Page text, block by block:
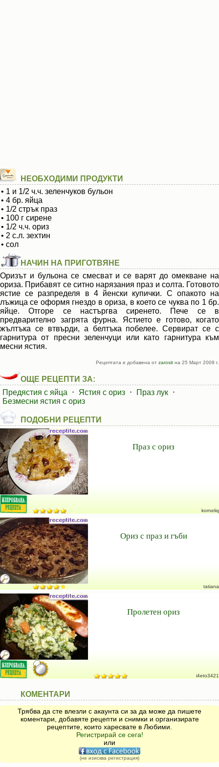
НЕОБХОДИМИ ПРОДУКТИ
• 1 и 1/2 ч.ч. зеленчуков бульон
• 4 бр. яйца
• 1/2 стрък праз
• 100 г сирене
• 1/2 ч.ч. ориз
• 2 с.л. зехтин
• сол
НАЧИН НА ПРИГОТВЯНЕ
Оризът и бульона се смесват и се варят до омекване на
ориза. Прибавят се ситно нарязания праз и солта. Готовото
ястие се разпределя в 4 йенски купички. С опакото на
лъжица се оформя гнездо в ориза, в което се чуква по 1 бр.
яйце. Отгоре се настъргва сиренето. Пече се в
предварително загрята фурна. Ястието е готово, когато
жълтъка се втвърди, а белтъка побелее. Сервират се с
гарнитура от пресни зеленчуци или като гарнитура към
месни ястия.
Рецептата е добавена от zarosit на 25 Март 2009 г.
ОЩЕ РЕЦЕПТИ ЗА:
Предястия с яйца
⋅ Ястия с ориз ⋅ Праз лук ⋅
Безмесни ястия с ориз
ПОДОБНИ РЕЦЕПТИ
Праз с ориз
korneliq
Ориз с праз и гъби
tatiana
Пролетен ориз
i4eto3421
КОМЕНТАРИ
Трябва да сте влезли с акаунта си за да може да пишете
коментари, добавяте рецепти и снимки и организирате
рецептите, които харесвате в Любими.
Регистрирай се сега!
или
(не изисква регистрация)